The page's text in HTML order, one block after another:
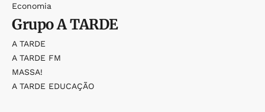
Economia
GrupoA TARDE
A TARDE
A TARDE FM
MASSA!
A TARDE EDUCAÇÃO